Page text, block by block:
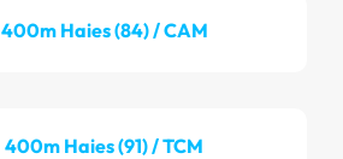
400m Haies (84) / CAM
400m Haies (91) / TCM